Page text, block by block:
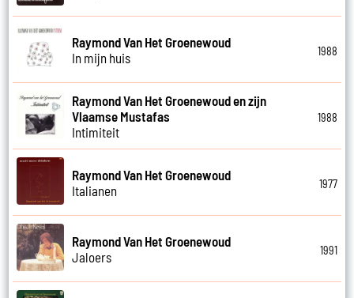
Raymond Van Het Groenewoud
In mijn huis
1988
Raymond Van Het Groenewoud en zijn
Vlaamse Mustafas
Intimiteit
1988
Raymond Van Het Groenewoud
Italianen
1977
Raymond Van Het Groenewoud
Jaloers
1991